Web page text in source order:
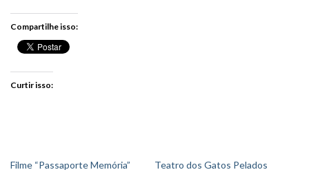
Compartilhe isso:
Curtir isso:
Filme “Passaporte Memória”
Teatro dos Gatos Pelados